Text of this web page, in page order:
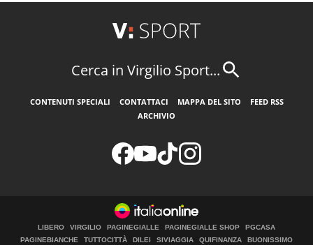
Cerca in Virgilio Sport...
CONTENUTI SPECIALI CONTATTACI MAPPA DEL SITO
FEED RSS
ARCHIVIO
LIBERO VIRGILIO PAGINEGIALLE PAGINEGIALLE SHOP
PGCASA
PAGINEBIANCHE
TUTTOCITTÀ DILEI SIVIAGGIA QUIFINANZA
BUONISSIMO